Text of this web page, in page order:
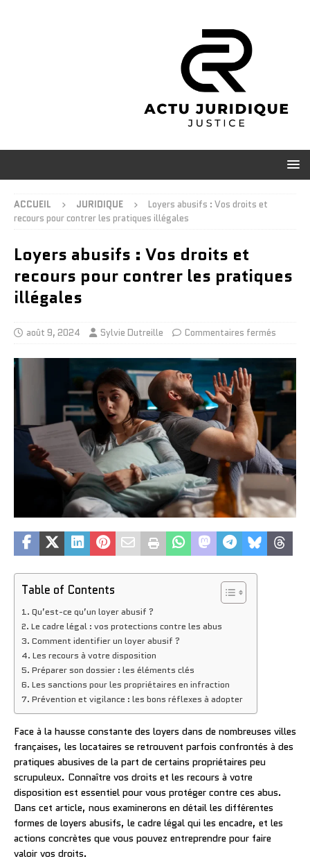
ACCUEIL JURIDIQUE
Loyers abusifs : Vos droits et
recours pour contrer les pratiques illégales
Loyers abusifs : Vos droits et
recours pour contrer les pratiques
illégales
août 9, 2024 Sylvie Dutreille Commentaires fermés
Table of Contents
Qu’est-ce qu’un loyer abusif ?
Le cadre légal : vos protections contre les abus
Comment identifier un loyer abusif ?
Les recours à votre disposition
Préparer son dossier : les éléments clés
Les sanctions pour les propriétaires en infraction
Prévention et vigilance : les bons réflexes à adopter
Face à la hausse constante des loyers dans de nombreuses villes
françaises, les locataires se retrouvent parfois confrontés à des
pratiques abusives de la part de certains propriétaires peu
scrupuleux. Connaître vos droits et les recours à votre
disposition est essentiel pour vous protéger contre ces abus.
Dans cet article, nous examinerons en détail les différentes
formes de loyers abusifs, le cadre légal qui les encadre, et les
actions concrètes que vous pouvez entreprendre pour faire
valoir vos droits.